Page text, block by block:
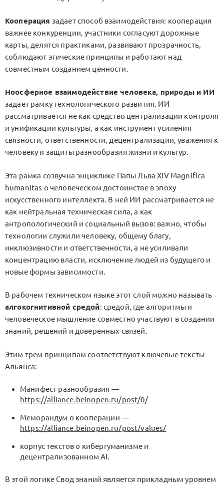
Кооперация задает способ взаимодействия: кооперация
важнее конкуренции, участники согласуют дорожные
карты, делятся практиками, развивают прозрачность,
соблюдают этические принципы и работают над
совместным созданием ценности.
Ноосферное взаимодействие человека, природы и ИИ
задает рамку технологического развития. ИИ
рассматривается не как средство централизации контроля
и унификации культуры, а как инструмент усиления
связности, ответственности, децентрализации, уважения к
человеку и защиты разнообразия жизни и культур.
Эта рамка созвучна энциклике Папы Льва XIV Magnifica
humanitas о человеческом достоинстве в эпоху
искусственного интеллекта. В ней ИИ рассматривается не
как нейтральная техническая сила, а как
антропологический и социальный вызов: важно, чтобы
технологии служили человеку, общему благу,
инклюзивности и ответственности, а не усиливали
концентрацию власти, исключение людей из будущего и
новые формы зависимости.
В рабочем техническом языке этот слой можно называть
алгокогнитивной средой: средой, где алгоритмы и
человеческое мышление совместно участвуют в создании
знаний, решений и доверенных связей.
Этим трем принципам соответствуют ключевые тексты
Альянса:
Манифест разнообразия —
https://alliance.beinopen.ru/post/0/
Меморандум о кооперации —
https://alliance.beinopen.ru/post/values/
корпус текстов о кибергуманизме и
децентрализованном AI.
В этой логике Свод знаний является прикладным уровнем